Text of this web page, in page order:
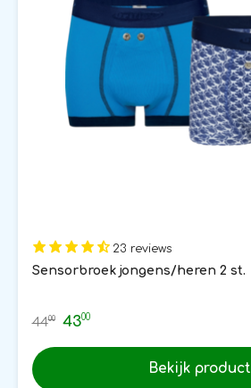
23 reviews
Sensorbroek jongens/heren 2 st.
4400 4300
Bekijk product